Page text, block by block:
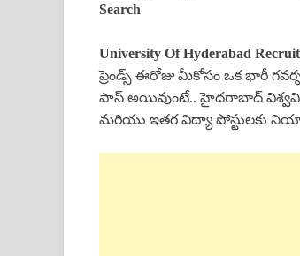
Search
University Of Hyderabad
ప్రెండ్స్ ఈరోజు మీకోసం ఒక భారీ
పాస్ అయివుంటే.. హైదరాబాద్
మరియు ఇతర విద్యా పోస్టులకు